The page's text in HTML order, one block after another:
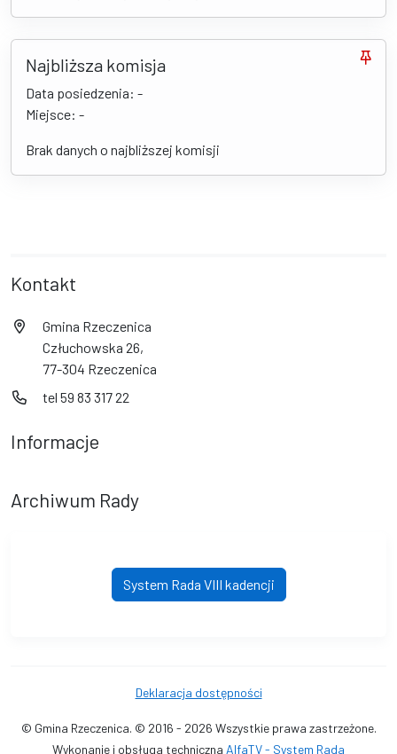
Najbliższa komisja
Data posiedzenia: -
Miejsce: -
Brak danych o najbliższej komisji
Kontakt
Gmina Rzeczenica
Człuchowska 26,
77-304 Rzeczenica
tel 59 83 317 22
Informacje
Archiwum Rady
System Rada VIII kadencji
© Gmina Rzeczenica. © 2016 - 2026 Wszystkie prawa zastrzeżone.
Wykonanie i obsługa techniczna AlfaTV - System Rada
Deklaracja dostępności